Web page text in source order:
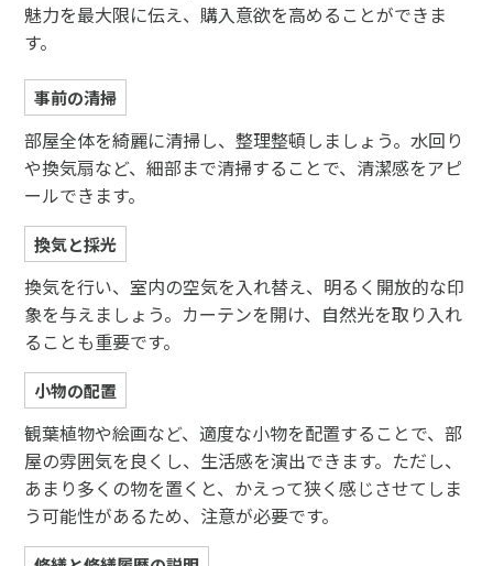
魅力を最大限に伝え、購入意欲を高めることができま
す。
事前の清掃
部屋全体を綺麗に清掃し、整理整頓しましょう。水回り
や換気扇など、細部まで清掃することで、清潔感をアピ
ールできます。
換気と採光
換気を行い、室内の空気を入れ替え、明るく開放的な印
象を与えましょう。カーテンを開け、自然光を取り入れ
ることも重要です。
小物の配置
観葉植物や絵画など、適度な小物を配置することで、部
屋の雰囲気を良くし、生活感を演出できます。ただし、
あまり多くの物を置くと、かえって狭く感じさせてしま
う可能性があるため、注意が必要です。